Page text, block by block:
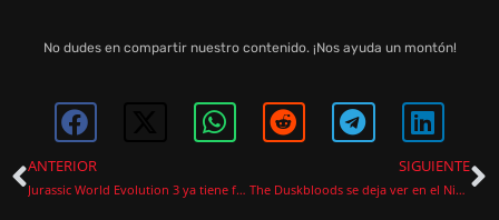
No dudes en compartir nuestro contenido. ¡Nos ayuda un montón!
ANTERIOR
Jurassic World Evolution 3 ya tiene fecha para su nueva expansión Rebirth con cuatro dinosaurios únicos
SIGUIENTE
The Duskbloods se deja ver en el Nintendo Direct anunciando beta cerrada